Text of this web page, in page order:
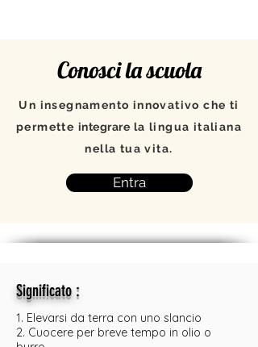
Conosci la scuola
Un insegnamento innovativo che ti
permette integrare la lingua italiana
nella tua vita.
Entra
Significato:
1. Elevarsi da terra con uno slancio
2. Cuocere per breve tempo in olio o